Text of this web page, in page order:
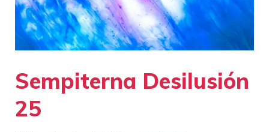
Sempiterna Desilusión
25